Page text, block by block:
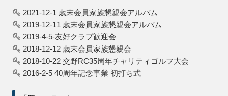
2021-12-1 歳末会員家族懇親会アルバム
2019-12-11 歳末会員家族懇親会アルバム
2019-4-5-友好クラブ歓迎会
2018-12-12 歳末会員家族懇親会
2018-10-22 交野RC35周年チャリティゴルフ大会
2016-2-5 40周年記念事業 初打ち式